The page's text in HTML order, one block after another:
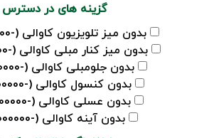
گزینه های در دسترس
بدون میز تلویزیون کاوالی (-29000000)
بدون میز کنار مبلی کاوالی (-10800000)
بدون جلومبلی کاوالی (-10000000)
بدون کنسول کاوالی (-51000000)
بدون عسلی کاوالی (-13000000)
بدون آینه کاوالی (-12000000)